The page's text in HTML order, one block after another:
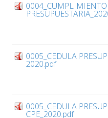
0004_CUMPLIMIENTO
0005_CEDULA
2020.pdf
0005_CEDULA
CPE_2020.pdf